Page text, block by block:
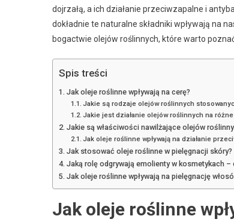
dojrzałą, a ich działanie przeciwzapalne i
dokładnie te naturalne składniki wpływają na
bogactwie olejów roślinnych, które warto
Spis treści
Jak oleje roślinne wpływają na cerę?
Jakie są rodzaje olejów roślinnych
Jakie jest działanie olejów roślinnych na
Jakie są właściwości nawilżające olejów
Jak oleje roślinne wpływają na działanie
Jak stosować oleje roślinne w pielęgnacji skóry?
Jaką rolę odgrywają emolienty w kosmetykach –
Jak oleje roślinne wpływają na pielęgnację
Jak oleje roślinne